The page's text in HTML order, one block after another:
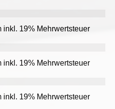
inkl. 19% Mehrwertsteuer
inkl. 19% Mehrwertsteuer
inkl. 19% Mehrwertsteuer